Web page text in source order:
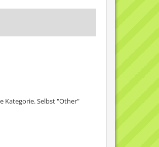
Kategorie. Selbst "Other"